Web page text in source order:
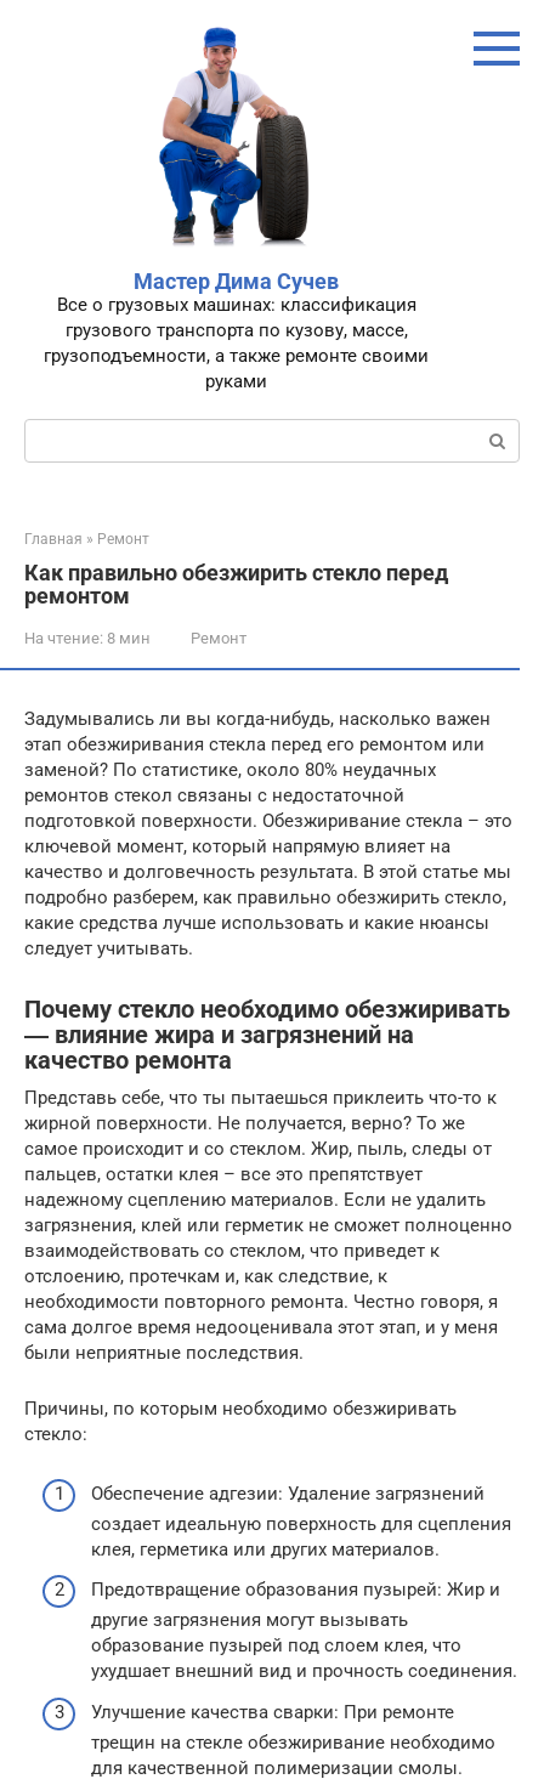
Мастер Дима Сучев
Все о грузовых машинах: классификация
грузового транспорта по кузову, массе,
грузоподъемности, а также ремонте своими
руками
Поиск:
Главная » Ремонт
Как правильно обезжирить стекло перед
ремонтом
На чтение: 8 мин Ремонт
Задумывались ли вы когда-нибудь, насколько важен
этап обезжиривания стекла перед его ремонтом или
заменой? По статистике, около 80% неудачных
ремонтов стекол связаны с недостаточной
подготовкой поверхности. Обезжиривание стекла – это
ключевой момент, который напрямую влияет на
качество и долговечность результата. В этой статье мы
подробно разберем, как правильно обезжирить стекло,
какие средства лучше использовать и какие нюансы
следует учитывать.
Почему стекло необходимо обезжиривать
― влияние жира и загрязнений на
качество ремонта
Представь себе, что ты пытаешься приклеить что-то к
жирной поверхности. Не получается, верно? То же
самое происходит и со стеклом. Жир, пыль, следы от
пальцев, остатки клея – все это препятствует
надежному сцеплению материалов. Если не удалить
загрязнения, клей или герметик не сможет полноценно
взаимодействовать со стеклом, что приведет к
отслоению, протечкам и, как следствие, к
необходимости повторного ремонта. Честно говоря, я
сама долгое время недооценивала этот этап, и у меня
были неприятные последствия.
Причины, по которым необходимо обезжиривать
стекло:
Обеспечение адгезии: Удаление загрязнений
создает идеальную поверхность для сцепления
клея, герметика или других материалов.
Предотвращение образования пузырей: Жир и
другие загрязнения могут вызывать
образование пузырей под слоем клея, что
ухудшает внешний вид и прочность соединения.
Улучшение качества сварки: При ремонте
трещин на стекле обезжиривание необходимо
для качественной полимеризации смолы.